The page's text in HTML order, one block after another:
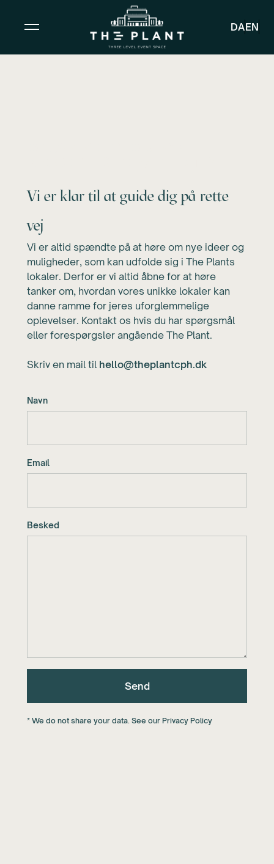
DAEN
Vi er klar til at guide dig på rette
vej
Vi er altid spændte på at høre om nye ideer og
muligheder, som kan udfolde sig i The Plants
lokaler. Derfor er vi altid åbne for at høre
tanker om, hvordan vores unikke lokaler kan
danne ramme for jeres uforglemmelige
oplevelser. Kontakt os hvis du har spørgsmål
eller forespørgsler angående The Plant.
Skriv en mail til hello@theplantcph.dk
Navn
Email
Besked
* We do not share your data. See our Privacy Policy